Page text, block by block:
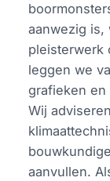
aanwezig is,
pleisterwerk
leggen we
grafieken en
Wij
aanvullen.